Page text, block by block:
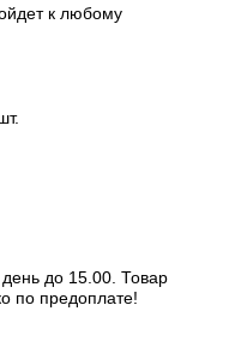
к любому
до 15.00. Товар
по предоплате!